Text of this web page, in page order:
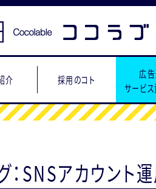
介 採用のコト
広
サービ
：SNSアカウント